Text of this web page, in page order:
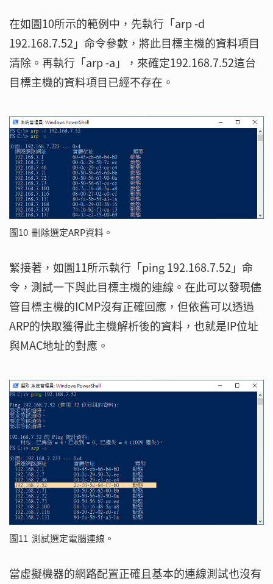
在如圖10所示的範例中，先執行「arp -d
192.168.7.52」命令參數，將此目標主機的資料項目
清除。再執行「arp -a」，來確定192.168.7.52這台
目標主機的資料項目已經不存在。
圖10 刪除選定ARP資料。
緊接著，如圖11所示執行「ping 192.168.7.52」命
令，測試一下與此目標主機的連線。在此可以發現儘
管目標主機的ICMP沒有正確回應，但依舊可以透過
ARP的快取獲得此主機解析後的資料，也就是IP位址
與MAC地址的對應。
圖11 測試選定電腦連線。
當虛擬機器的網路配置正確且基本的連線測試也沒有